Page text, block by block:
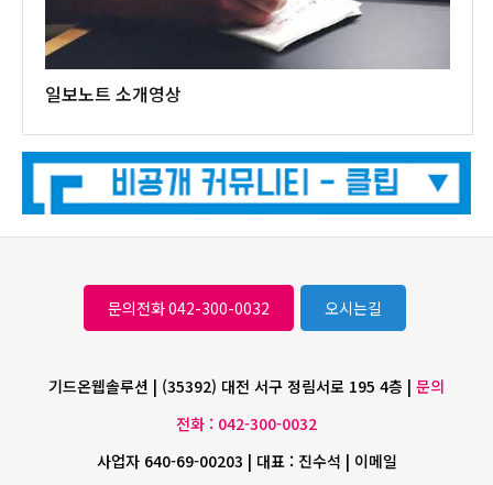
일보노트 소개영상
문의전화 042-300-0032 오시는길
기드온웹솔루션 | (35392) 대전 서구 정림서로 195 4층 | 문의
전화 : 042-300-0032
사업자 640-69-00203 | 대표 : 진수석 | 이메일